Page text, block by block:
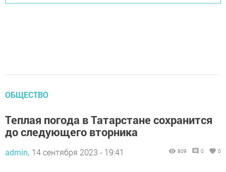
ОБЩЕСТВО
Теплая погода в Татарстане сохранится
до следующего вторника
admin, 14 сентября 2023 - 19:41 809 0 0